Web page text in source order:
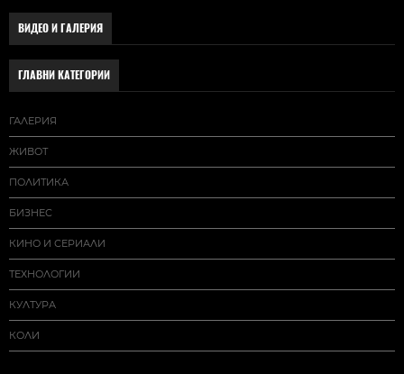
ВИДЕО И ГАЛЕРИЯ
ГЛАВНИ КАТЕГОРИИ
ГАЛЕРИЯ
ЖИВОТ
ПОЛИТИКА
БИЗНЕС
КИНО И СЕРИАЛИ
ТЕХНОЛОГИИ
КУЛТУРА
КОЛИ